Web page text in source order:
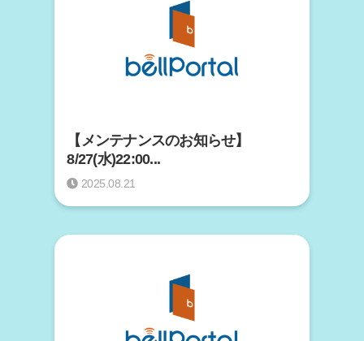
【メンテナンスのお知らせ】
8/27(水)22:00...
2025.08.21